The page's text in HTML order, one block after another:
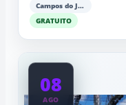
Campos do Jordão
GRATUITO
08
AGO